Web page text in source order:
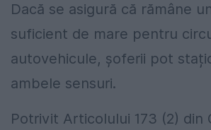
Dacă se asigură că rămâne
suficient de mare pentru
autovehicule, șoferii pot
ambele sensuri.
Potrivit Articolului 173 (2) din